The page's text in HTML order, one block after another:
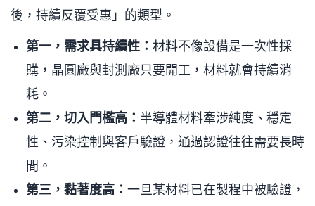
後，持續反覆受惠」的類型。
第一，需求具持續性： 材料不像設備是一次性採
購，晶圓廠與封測廠只要開工，材料就會持續消
耗。
第二，切入門檻高： 半導體材料牽涉純度、穩定
性、污染控制與客戶驗證，通過認證往往需要長時
間。
第三，黏著度高： 一旦某材料已在製程中被驗證，